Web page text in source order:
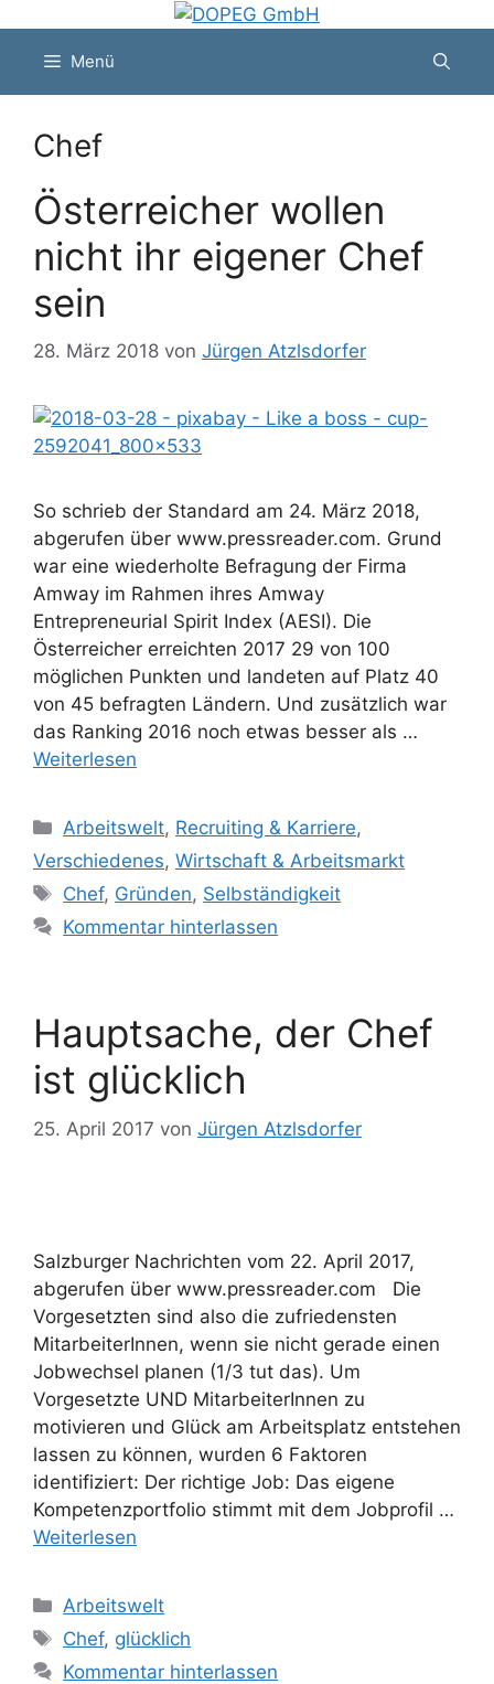
springenMenü
Chef
Österreicher wollen
nicht ihr eigener Chef
sein
28. März 2018 von Jürgen Atzlsdorfer
So schrieb der Standard am 24. März 2018,
abgerufen über www.pressreader.com. Grund
war eine wiederholte Befragung der Firma
Amway im Rahmen ihres Amway
Entrepreneurial Spirit Index (AESI). Die
Österreicher erreichten 2017 29 von 100
möglichen Punkten und landeten auf Platz 40
von 45 befragten Ländern. Und zusätzlich war
das Ranking 2016 noch etwas besser als …
Weiterlesen
Kategorien
Arbeitswelt, Recruiting & Karriere,
Verschiedenes, Wirtschaft & Arbeitsmarkt
Schlagwörter
Chef, Gründen, Selbständigkeit
Kommentar hinterlassen
Hauptsache, der Chef
ist glücklich
25. April 2017 von Jürgen Atzlsdorfer
Salzburger Nachrichten vom 22. April 2017,
abgerufen über www.pressreader.com Die
Vorgesetzten sind also die zufriedensten
MitarbeiterInnen, wenn sie nicht gerade einen
Jobwechsel planen (1/3 tut das). Um
Vorgesetzte UND MitarbeiterInnen zu
motivieren und Glück am Arbeitsplatz entstehen
lassen zu können, wurden 6 Faktoren
identifiziert: Der richtige Job: Das eigene
Kompetenzportfolio stimmt mit dem Jobprofil …
Weiterlesen
Kategorien
Arbeitswelt
Schlagwörter
Chef, glücklich
Kommentar hinterlassen